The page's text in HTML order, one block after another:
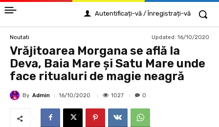
Autentificați-vă / Înregistrați-vă
Noutati Updated: 16/10/2020
Vrăjitoarea Morgana se află la
Deva, Baia Mare și Satu Mare unde
face ritualuri de magie neagră
By Admin 16/10/2020 1027 0